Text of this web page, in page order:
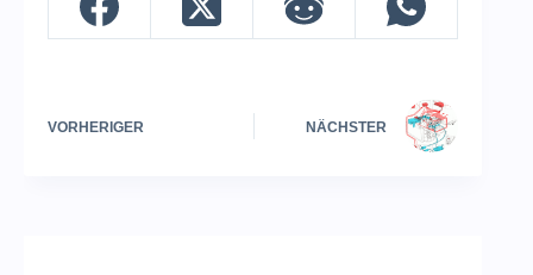
VORHERIGER NÄCHSTER